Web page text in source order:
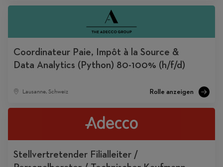
Coordinateur Paie, Impôt à la Source &
Data Analytics (Python) 80-100% (h/f/d)
Lausanne, Schweiz
Stellvertretender Filialleiter /